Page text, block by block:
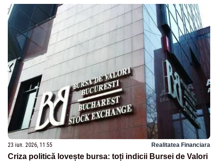
23 iun. 2026, 11:55 Realitatea Financiara
Criza politică lovește bursa: toți indicii Bursei de Valori